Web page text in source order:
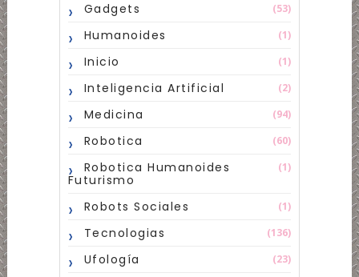
Gadgets (53)
Humanoides (1)
Inicio (1)
Inteligencia Artificial (2)
Medicina (94)
Robotica (60)
Robotica Humanoides
Futurismo
(1)
Robots Sociales (1)
Tecnologias (136)
Ufología (23)